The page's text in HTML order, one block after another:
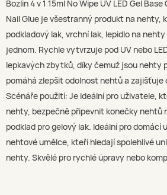
Bozlin 4 v 1 15ml No Wipe UV LED Gel
Nail Glue je všestranný produkt na nehty,
podkladový lak, vrchní lak, lepidlo na
jednom. Rychle vytvrzuje pod UV nebo
lepkavých zbytků, díky čemuž jsou nehty
pomáhá zlepšit odolnost nehtů a zajišťuje
Scénáře použití: Je ideální pro uživatele,
nehty, bezpečně připevnit konečky nehtů
podklad pro gelový lak. Ideální pro domácí
nehtové umělce, kteří hledají spolehlivé
nehty. Skvělé pro rychlé úpravy nebo